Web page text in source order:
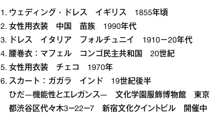
ウェディング・ドレス イギリス 1855年頃
女性用衣装 中国 苗族 1990年代
ドレス イタリア フォルチュニイ 1910－20年代
腰巻衣：マフェル コンゴ民主共和国 20世紀
女性用衣装 チェコ 1970年
スカート：ガガラ インド 19世紀後半
ひだ―機能性とエレガンス― 文化学園服飾博物館 東京
都渋谷区代々木3－22－7 新宿文化クイントビル 開催中